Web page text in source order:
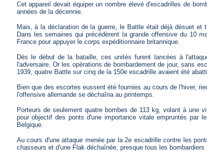
Cet appareil devait équiper un nombre élevé d'escadrilles de
années de la décennie.
Mais, à la déclaration de la guerre, le Battle était déjà désuet et
Dans les semaines qui précédèrent la grande offensive du 10
France pour appuyer le corps expéditionnaire britannique.
Dès le début de la bataille, ces unités furent lancées à
l'adversaire. Or les opérations de bombardement de jour, sans
1939, quatre Battle sur cinq de la 150e escadrille avaient été
Bien que des escortes eussent été fournies au cours de l'hiver,
l'offensive allemande se déchaîna au printemps.
Porteurs de seulement quatre bombes de 113 kg, volant à une
pour objectif des ponts d'une importance vitale empruntés par
Belgique.
Au cours d'une attaque menée par la 2e escadrille contre les
chasseurs et d'une Flak déchaînée, presque tous les bombardiers